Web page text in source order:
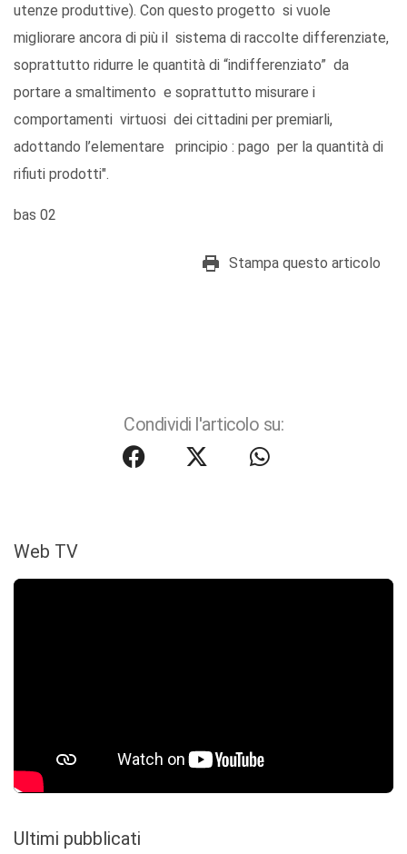
utenze produttive). Con questo progetto si vuole
migliorare ancora di più il sistema di raccolte differenziate,
soprattutto ridurre le quantità di “indifferenziato” da
portare a smaltimento e soprattutto misurare i
comportamenti virtuosi dei cittadini per premiarli,
adottando l’elementare principio : pago per la quantità di
rifiuti prodotti".
bas 02
Stampa questo articolo
Condividi l'articolo su:
Web TV
Ultimi pubblicati